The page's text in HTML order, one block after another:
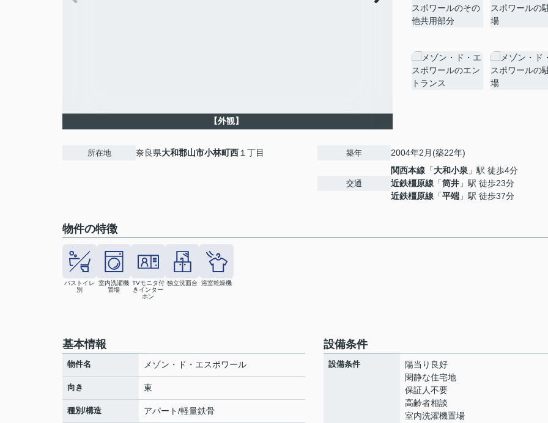
【外観】
所在地 奈良県大和郡山市小林町西 １丁目 築年 2004年2月(築22年)
交通
関西本線 「大和小泉 」駅 徒歩4分
近鉄橿原線 「筒井 」駅 徒歩23分
近鉄橿原線 「平端 」駅 徒歩37分
物件の特徴
バストイレ
別
室内洗濯機
置場
TVモニタ付
きインター
ホン
独立洗面台 浴室乾燥機
基本情報
物件名 メゾン・ド・エスポワール
向き 東
種別/構造 アパート/軽量鉄骨
設備条件
設備条件
陽当り良好
閑静な住宅地
保証人不要
高齢者相談
室内洗濯機置場